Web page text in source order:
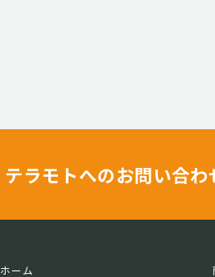
テラモトへのお問い合わ
ホーム